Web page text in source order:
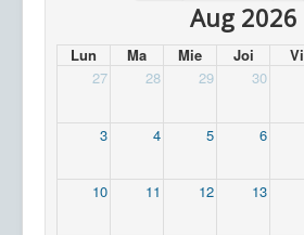
Aug 2026
Lun Ma Mie Joi Vi
27
28 29 30
3 4 5 6
10 11 12 13